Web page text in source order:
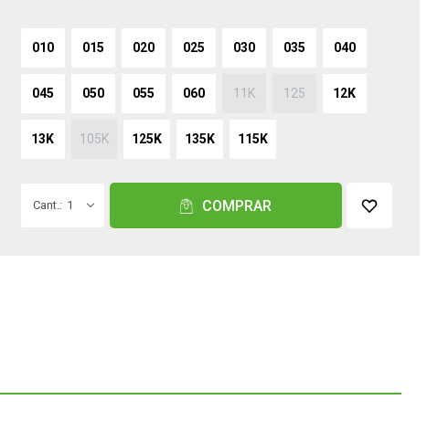
010 015 020 025 030 035 040
045 050 055 060 11K 125 12K
13K 105K 125K 135K 115K
1 COMPRAR